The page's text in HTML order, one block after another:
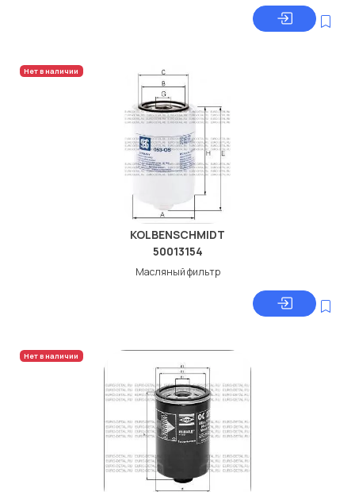
Нет в наличии
KOLBENSCHMIDT
50013154
Масляный фильтр
Нет в наличии